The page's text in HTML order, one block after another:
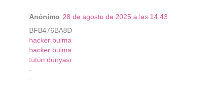
Anónimo 28 de agosto de 2025 a las 14:43
BFB476BA8D
hacker bulma
hacker bulma
tütün dünyası
-
-